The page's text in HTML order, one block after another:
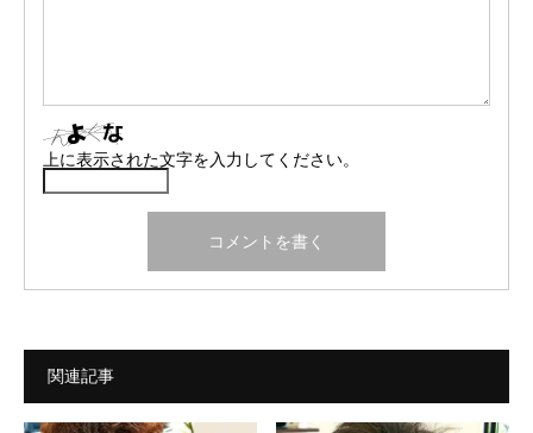
上に表示された文字を入力してください。
関連記事